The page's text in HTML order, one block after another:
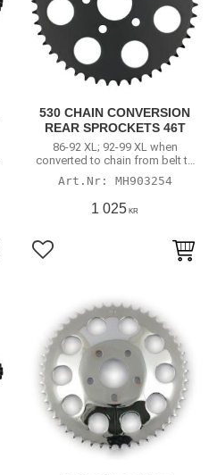
530 CHAIN CONVERSION
REAR SPROCKETS 46T
86-92 XL; 92-99 XL when
converted to chain from belt to
rear chain.
MH903254
1 025 KR
Lägg till i favoriter